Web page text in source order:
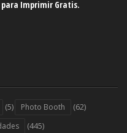
Imprimir Gratis.
(5) Photo Booth (62)
(445)